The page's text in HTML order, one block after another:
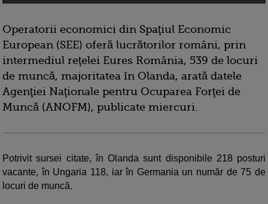
Operatorii economici din Spaţiul Economic
European (SEE) oferă lucrătorilor români, prin
intermediul reţelei Eures România, 539 de locuri
de muncă, majoritatea în Olanda, arată datele
Agenţiei Naţionale pentru Ocuparea Forţei de
Muncă (ANOFM), publicate miercuri.
Potrivit sursei citate, în Olanda sunt disponibile 218 posturi
vacante, în Ungaria 118, iar în Germania un număr de 75 de
locuri de muncă.